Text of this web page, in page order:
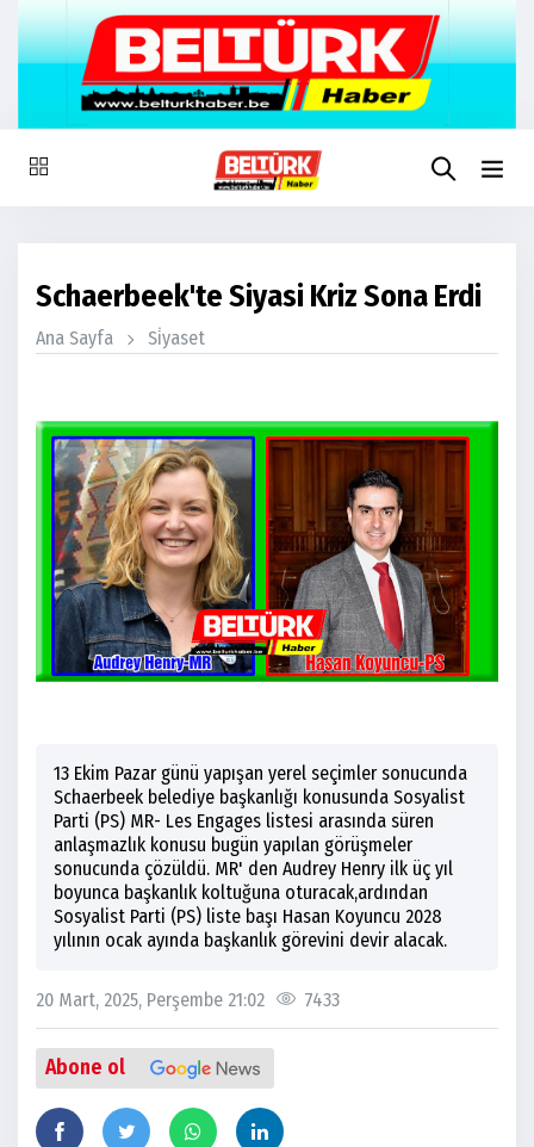
Schaerbeek'te Siyasi Kriz Sona Erdi
Ana Sayfa Si̇yaset
13 Ekim Pazar günü yapışan yerel seçimler sonucunda
Schaerbeek belediye başkanlığı konusunda Sosyalist
Parti (PS) MR- Les Engages listesi arasında süren
anlaşmazlık konusu bugün yapılan görüşmeler
sonucunda çözüldü. MR' den Audrey Henry ilk üç yıl
boyunca başkanlık koltuğuna oturacak,ardından
Sosyalist Parti (PS) liste başı Hasan Koyuncu 2028
yılının ocak ayında başkanlık görevini devir alacak.
20 Mart, 2025, Perşembe 21:02 7433
Abone ol